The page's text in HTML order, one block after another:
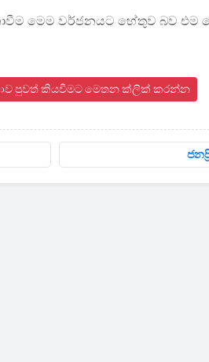
මෙම වර්ජනයට හේතුව බව
පුවත් කියවීමට මෙතන ක්ලික් කරන්න